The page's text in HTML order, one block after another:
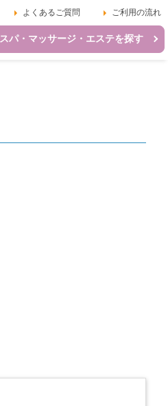
よくあるご質問 ご利用の流れ
スパ・マッサージ・エステを探す